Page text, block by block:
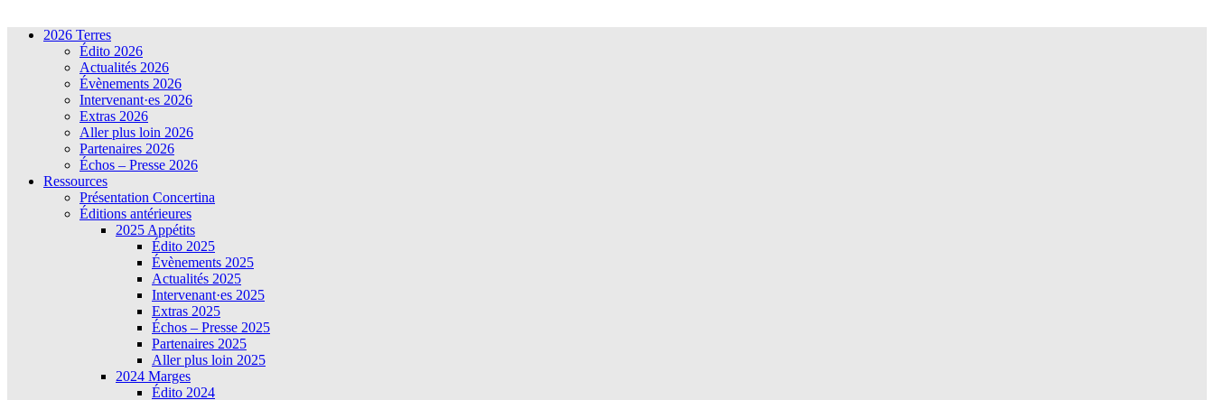
2026 Terres
Édito 2026
Actualités 2026
Évènements 2026
Intervenant·es 2026
Extras 2026
Aller plus loin 2026
Partenaires 2026
Échos – Presse 2026
Ressources
Présentation Concertina
Éditions antérieures
2025 Appétits
Édito 2025
Évènements 2025
Actualités 2025
Intervenant·es 2025
Extras 2025
Échos – Presse 2025
Partenaires 2025
Aller plus loin 2025
2024 Marges
Édito 2024